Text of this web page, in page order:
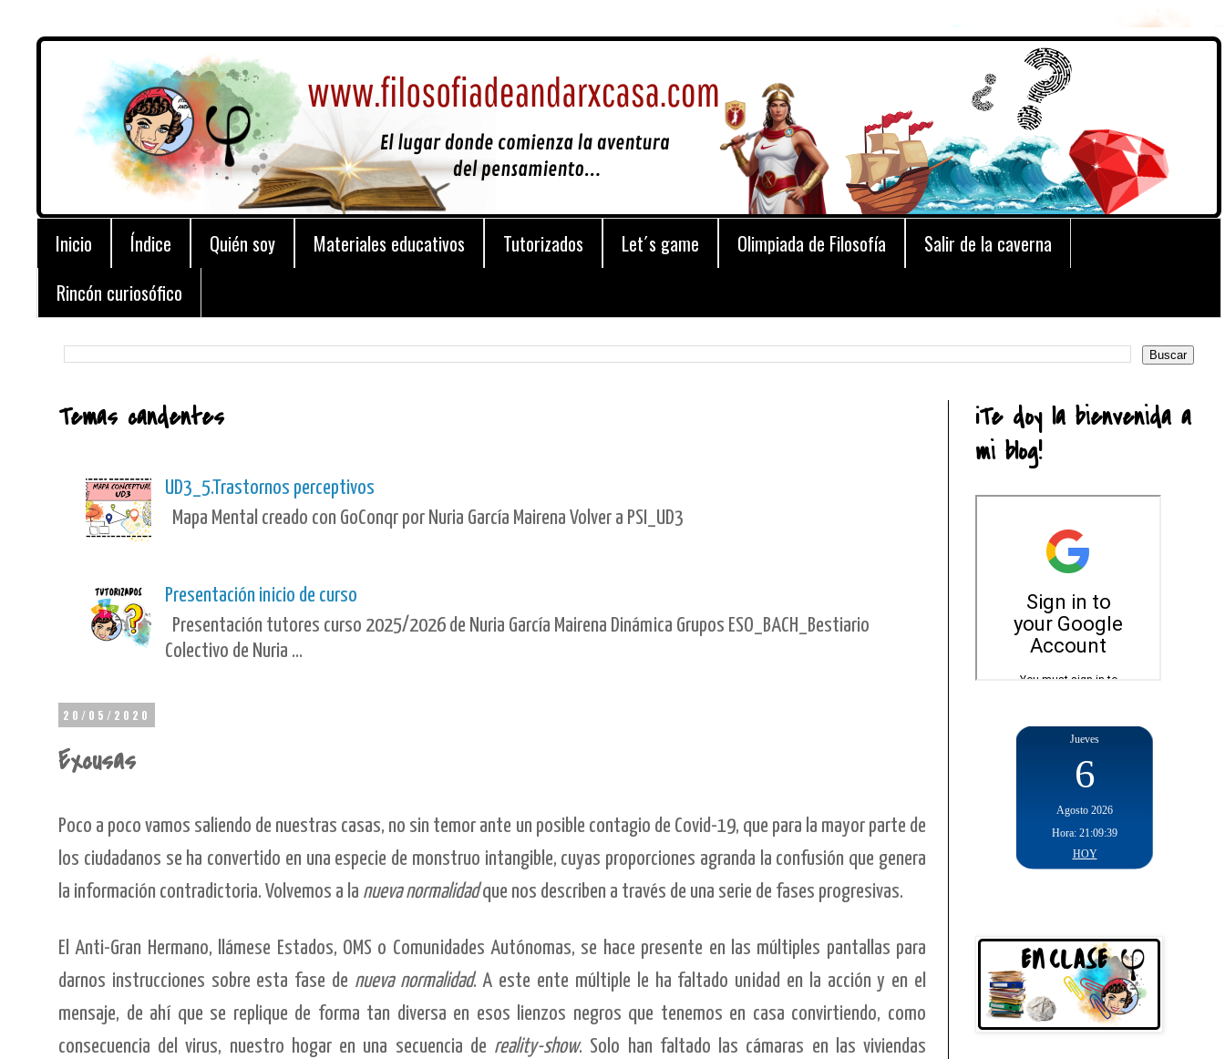
Inicio Índice Quién soy Materiales educativos Tutorizados Let´s game Olimpiada de Filosofía
Salir de la caverna
Rincón curiosófico
Temas candentes
UD3_5.Trastornos perceptivos
Mapa Mental creado con GoConqr por Nuria García Mairena Volver a PSI_UD3
Presentación inicio de curso
Presentación tutores curso 2025/2026 de Nuria García Mairena Dinámica Grupos ESO_BACH_Bestiario
Colectivo de Nuria ...
20/05/2020
Excusas
Poco a poco vamos saliendo de nuestras casas, no sin temor ante un posible contagio de Covid-19, que para la mayor parte de
los ciudadanos se ha convertido en una especie de monstruo intangible, cuyas proporciones agranda la confusión que genera
la información contradictoria. Volvemos a la nueva normalidadque nos describen a través de una serie de fases progresivas.
El Anti-Gran Hermano, llámese Estados, OMS o Comunidades Autónomas, se hace presente en las múltiples pantallas para
darnos instrucciones sobre esta fase de nueva normalidad. A este ente múltiple le ha faltado unidad en la acción y en el
mensaje, de ahí que se replique de forma tan diversa en esos lienzos negros que tenemos en casa convirtiendo, como
consecuencia del virus, nuestro hogar en una secuencia de reality-show. Solo han faltado las cámaras en las viviendas
¡Te doy la bienvenida a
mi blog!